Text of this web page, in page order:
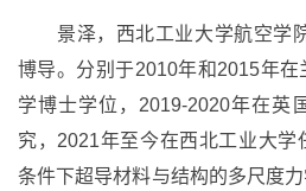
景泽，西北工业大学航空学院
博导。分别于2010年和2015年
学博士学位，2019-2020年在英
究，2021年至今在西北工业大
条件下超导材料与结构的多尺度